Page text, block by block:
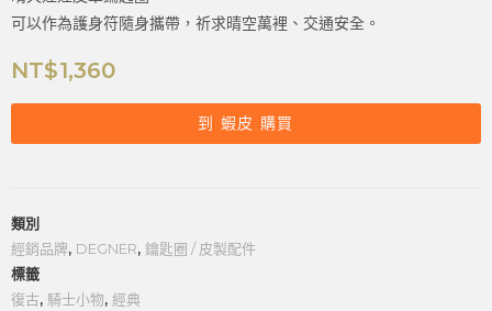
可以作為護身符隨身攜帶，祈求晴空萬裡、交通安全。
NT$1,360
到 蝦皮 購買
類別
經銷品牌, DEGNER, 鑰匙圈 / 皮製配件
標籤
復古, 騎士小物, 經典